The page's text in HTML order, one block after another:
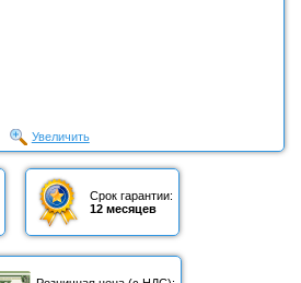
Увеличить
Срок гарантии:
12 месяцев